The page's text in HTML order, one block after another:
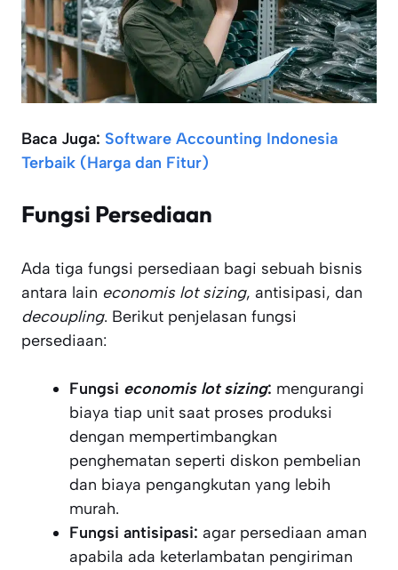
Baca Juga: Software Accounting Indonesia
Terbaik (Harga dan Fitur)
Fungsi Persediaan
Ada tiga fungsi persediaan bagi sebuah bisnis
antara lain economis lot sizing, antisipasi, dan
decoupling. Berikut penjelasan fungsi
persediaan:
Fungsi economis lot sizing: mengurangi
biaya tiap unit saat proses produksi
dengan mempertimbangkan
penghematan seperti diskon pembelian
dan biaya pengangkutan yang lebih
murah.
Fungsi antisipasi: agar persediaan aman
apabila ada keterlambatan pengiriman